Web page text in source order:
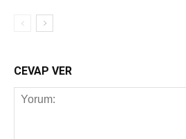
CEVAP VER